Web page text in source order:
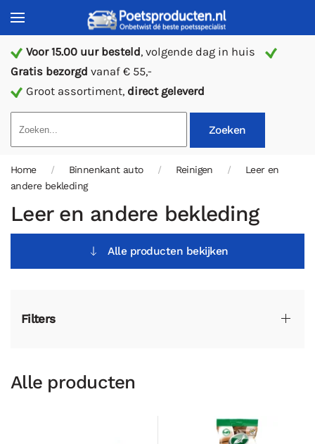
Voor 15.00 uur besteld, volgende dag in huis
Gratis bezorgd vanaf € 55,-
Groot assortiment, direct geleverd
Zoeken
Home Binnenkant auto Reinigen
Leer en
andere bekleding
Leer en andere bekleding
Alle producten bekijken
Alle producten
Filters